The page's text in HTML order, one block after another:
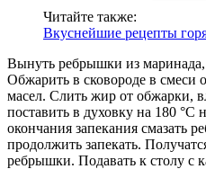
Читайте также:
Вкуснейшие рецепты
Вынуть ребрышки из маринада,
Обжарить в сковороде в смеси
масел. Слить жир от обжарки,
поставить в духовку на 180 °С
окончания запекания смазать
продолжить запекать.
ребрышки. Подавать к столу с